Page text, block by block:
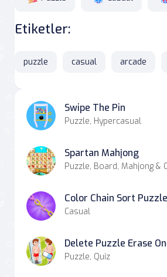
Etiketler:
puzzle casual arcade
Swipe The Pin
Puzzle, Hypercasual
Spartan Mahjong
Puzzle, Board, Mahjong &
Color Chain Sort Puzzle
Casual
Delete Puzzle Erase
Puzzle, Quiz